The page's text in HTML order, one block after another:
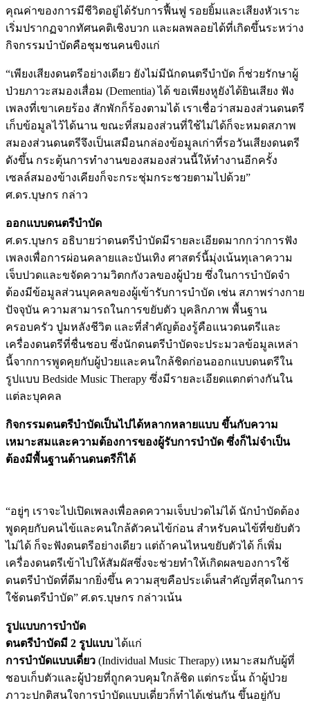
คุณค่าของการมีชีวิตอยู่ได้รับการฟื้นฟู รอยยิ้มและเสียงหัวเราะ
เริ่มปรากฏจากทัศนคติเชิงบวก และผลพลอยได้ที่เกิดขึ้นระหว่าง
กิจกรรมบำบัดคือชุมชนคนขิงแก่
“เพียงเสียงดนตรีอย่างเดียว ยังไม่มีนักดนตรีบำบัด ก็ช่วยรักษาผู้
ป่วยภาวะสมองเสื่อม (Dementia) ได้ ขอเพียงหูยังได้ยินเสียง ฟัง
เพลงที่เขาเคยร้อง สักพักก็ร้องตามได้ เราเชื่อว่าสมองส่วนดนตรี
เก็บข้อมูลไว้ได้นาน ขณะที่สมองส่วนที่ใช้ไม่ได้ก็จะหมดสภาพ
สมองส่วนดนตรีจึงเป็นเสมือนกล่องข้อมูลเก่าที่รอวันเสียงดนตรี
ดังขึ้น กระตุ้นการทำงานของสมองส่วนนี้ให้ทำงานอีกครั้ง
เซลล์สมองข้างเคียงก็จะกระชุ่มกระชวยตามไปด้วย”
ศ.ดร.บุษกร กล่าว
ออกแบบดนตรีบำบัด
ศ.ดร.บุษกร อธิบายว่าดนตรีบำบัดมีรายละเอียดมากกว่าการฟัง
เพลงเพื่อการผ่อนคลายและบันเทิง ศาสตร์นี้มุ่งเน้นทุเลาความ
เจ็บปวดและขจัดความวิตกกังวลของผู้ป่วย ซึ่งในการบำบัดจำ
ต้องมีข้อมูลส่วนบุคคลของผู้เข้ารับการบำบัด เช่น สภาพร่างกาย
ปัจจุบัน ความสามารถในการขยับตัว บุคลิกภาพ พื้นฐาน
ครอบครัว ปูมหลังชีวิต และที่สำคัญต้องรู้คือแนวดนตรีและ
เครื่องดนตรีที่ชื่นชอบ ซึ่งนักดนตรีบำบัดจะประมวลข้อมูลเหล่า
นี้จากการพูดคุยกับผู้ป่วยและคนใกล้ชิดก่อนออกแบบดนตรีใน
รูปแบบ Bedside Music Therapy ซึ่งมีรายละเอียดแตกต่างกันใน
แต่ละบุคคล
กิจกรรมดนตรีบำบัดเป็นไปได้หลากหลายแบบ ขึ้นกับความ
เหมาะสมและความต้องการของผู้รับการบำบัด ซึ่งก็ไม่จำเป็น
ต้องมีพื้นฐานด้านดนตรีก็ได้
“อยู่ๆ เราจะไปเปิดเพลงเพื่อลดความเจ็บปวดไม่ได้ นักบำบัดต้อง
พูดคุยกับคนไข้และคนใกล้ตัวคนไข้ก่อน สำหรับคนไข้ที่ขยับตัว
ไม่ได้ ก็จะฟังดนตรีอย่างเดียว แต่ถ้าคนไหนขยับตัวได้ ก็เพิ่ม
เครื่องดนตรีเข้าไปให้สัมผัสซึ่งจะช่วยทำให้เกิดผลของการใช้
ดนตรีบำบัดที่ดีมากยิ่งขึ้น ความสุขคือประเด็นสำคัญที่สุดในการ
ใช้ดนตรีบำบัด” ศ.ดร.บุษกร กล่าวเน้น
รูปแบบการบำบัด
ดนตรีบำบัดมี 2 รูปแบบได้แก่
การบำบัดแบบเดี่ยว (Individual Music Therapy) เหมาะสมกับผู้ที่
ชอบเก็บตัวและผู้ป่วยที่ถูกควบคุมใกล้ชิด แต่กระนั้น ถ้าผู้ป่วย
ภาวะปกติสนใจการบำบัดแบบเดี่ยวก็ทำได้เช่นกัน ขึ้นอยู่กับ